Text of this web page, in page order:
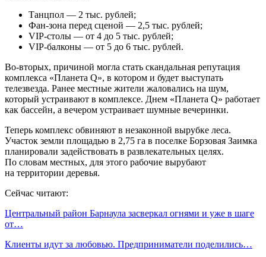
Танцпол — 2 тыс. рублей;
Фан-зона перед сценой — 2,5 тыс. рублей;
VIP-столы — от 4 до 5 тыс. рублей;
VIP-балконы — от 5 до 6 тыс. рублей.
Во-вторых, причиной могла стать скандальная репутация
комплекса «Планета Q», в котором и будет выступать
телезвезда. Ранее местные жители жаловались на шум,
который устраивают в комплексе. Днем «Планета Q» работает
как бассейн, а вечером устраивает шумные вечеринки.
Теперь комплекс обвиняют в незаконной вырубке леса.
Участок земли площадью в 2,75 га в поселке Борзовая Заимка
планировали задействовать в развлекательных целях.
По словам местных, для этого рабочие вырубают
на территории деревья.
Сейчас читают:
Центральный район Барнаула засверкал огнями и уже в шаге
от…
Клиенты идут за любовью. Предприниматели поделились…